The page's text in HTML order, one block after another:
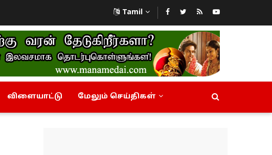
Tamil
விளையாட்டு மேலும் செய்திகள்